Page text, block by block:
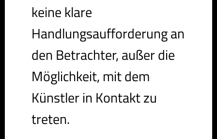
keine klare
Handlungsaufforderung an
den Betrachter, außer die
Möglichkeit, mit dem
Künstler in Kontakt zu
treten.